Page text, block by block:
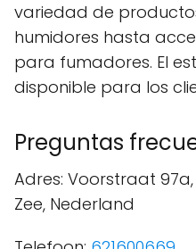
variedad de
humidores hasta
para fumadores. El
disponible para los
Preguntas
Adres: Voorstraat 97a,
Zee, Nederland